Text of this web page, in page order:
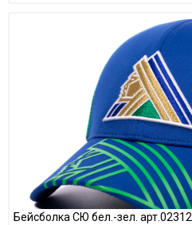
Бейсболка СЮ бел.-зел. арт.02312